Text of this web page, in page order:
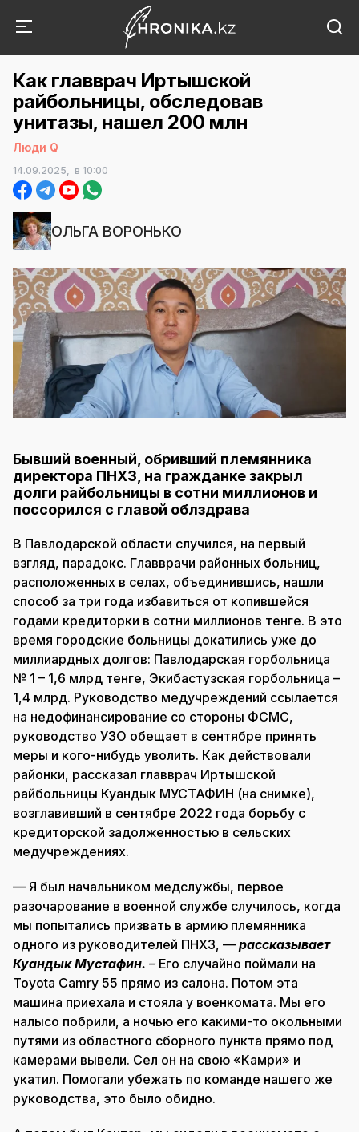
Как главврач Иртышской
райбольницы, обследовав
унитазы, нашел 200 млн
Люди Q
14.09.2025, в 10:00
ОЛЬГА ВОРОНЬКО
Бывший военный, обривший племянника
директора ПНХЗ, на гражданке закрыл
долги райбольницы в сотни миллионов и
поссорился с главой облздрава
В Павлодарской области случился, на первый
взгляд, парадокс. Главврачи районных больниц,
расположенных в селах, объединившись, нашли
способ за три года избавиться от копившейся
годами кредиторки в сотни миллионов тенге. В это
время городские больницы докатились уже до
миллиардных долгов: Павлодарская горбольница
№ 1 – 1,6 млрд тенге, Экибастузская горбольница –
1,4 млрд. Руководство медучреждений ссылается
на недофинансирование со стороны ФСМС,
руководство УЗО обещает в сентябре принять
меры и кого-нибудь уволить. Как действовали
районки, рассказал главврач Иртышской
райбольницы Куандык МУСТАФИН (на снимке),
возглавивший в сентябре 2022 года борьбу с
кредиторской задолженностью в сельских
медучреждениях.
— Я был начальником медслужбы, первое
разочарование в военной службе случилось, когда
мы попытались призвать в армию племянника
одного из руководителей ПНХЗ, — рассказывает
Куандык Мустафин. – Его случайно поймали на
Toyota Camry 55 прямо из салона. Потом эта
машина приехала и стояла у военкомата. Мы его
налысо побрили, а ночью его какими-то окольными
путями из областного сборного пункта прямо под
камерами вывели. Сел он на свою «Камри» и
укатил. Помогали убежать по команде нашего же
руководства, это было обидно.